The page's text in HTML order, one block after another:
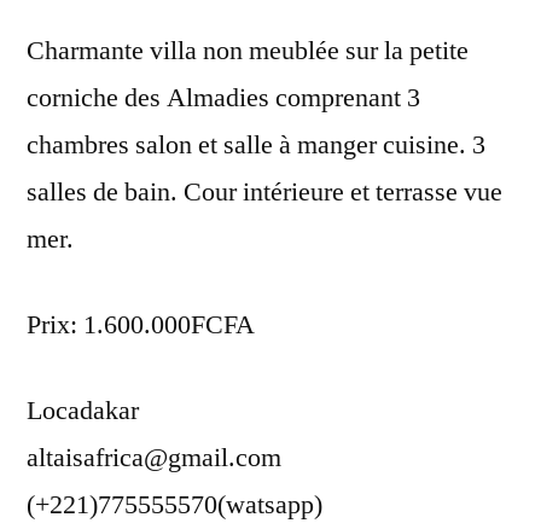
Charmante villa non meublée sur la petite
corniche des Almadies comprenant 3
chambres salon et salle à manger cuisine. 3
salles de bain. Cour intérieure et terrasse vue
mer.
Prix: 1.600.000FCFA
Locadakar
altaisafrica@gmail.com
(+221)775555570(watsapp)